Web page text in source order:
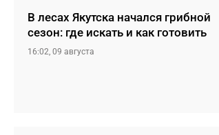
В лесах Якутска начался грибной
сезон: где искать и как готовить
16:02, 09 августа